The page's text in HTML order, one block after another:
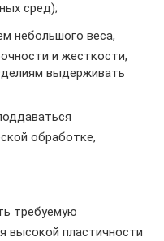
сред);
небольшого веса,
и жесткости,
выдерживать
обработке,
требуемую
высокой пластичности